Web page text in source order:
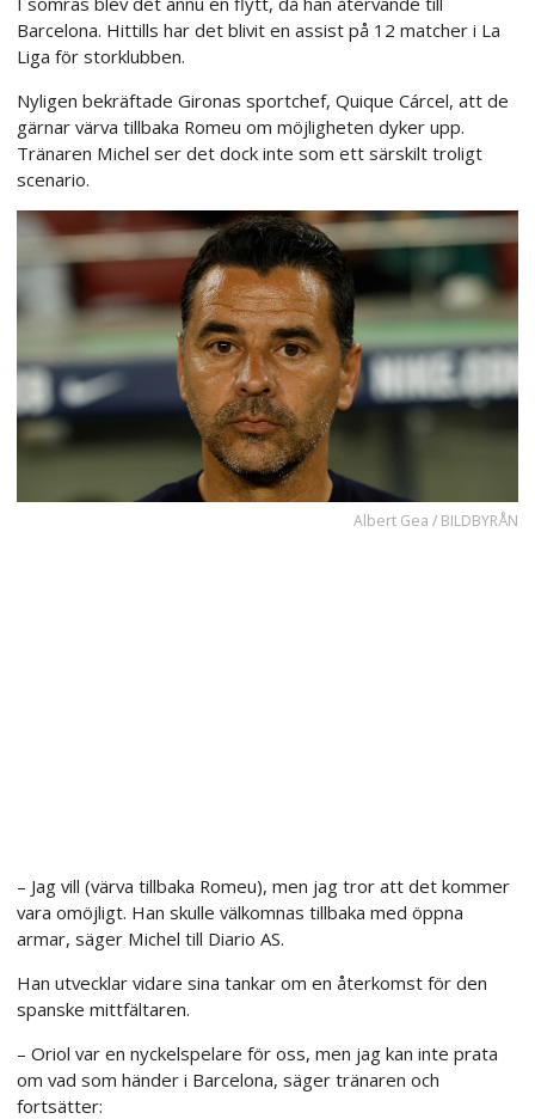
Barcelona. Hittills har det blivit en assist på 12 matcher i La
Liga för storklubben.
Nyligen bekräftade Gironas sportchef, Quique Cárcel, att de
gärnar värva tillbaka Romeu om möjligheten dyker upp.
Tränaren Michel ser det dock inte som ett särskilt troligt
scenario.
Albert Gea / BILDBYRÅN
– Jag vill (värva tillbaka Romeu), men jag tror att det kommer
vara omöjligt. Han skulle välkomnas tillbaka med öppna
armar, säger Michel till Diario AS.
Han utvecklar vidare sina tankar om en återkomst för den
spanske mittfältaren.
– Oriol var en nyckelspelare för oss, men jag kan inte prata
om vad som händer i Barcelona, säger tränaren och
fortsätter: